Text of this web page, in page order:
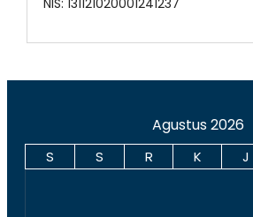
NIS: 131121020001241237
Agustus 2026
S S R K J